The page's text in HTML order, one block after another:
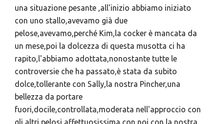
una situazione pesante ,all'inizio abbiamo iniziato
con uno stallo,avevamo già due
pelose,avevamo,perché Kim,la cocker è mancata da
un mese,poi la dolcezza di questa musotta ci ha
rapito,l'abbiamo adottata,nonostante tutte le
controversie che ha passato,è stata da subito
dolce,tollerante con Sally,la nostra Pincher,una
bellezza da portare
fuori,docile,controllata,moderata nell'approccio con
gli altri pelosi,affettuosissima con noi,con la nostra